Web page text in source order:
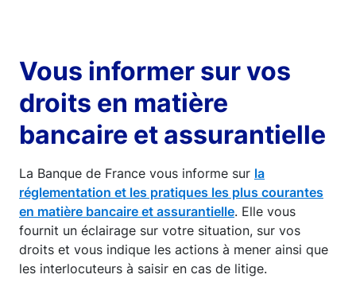
Vous informer sur vos
droits en matière
bancaire et assurantielle
La Banque de France vous informe sur la
réglementation et les pratiques les plus courantes
en matière bancaire et assurantielle. Elle vous
fournit un éclairage sur votre situation, sur vos
droits et vous indique les actions à mener ainsi que
les interlocuteurs à saisir en cas de litige.